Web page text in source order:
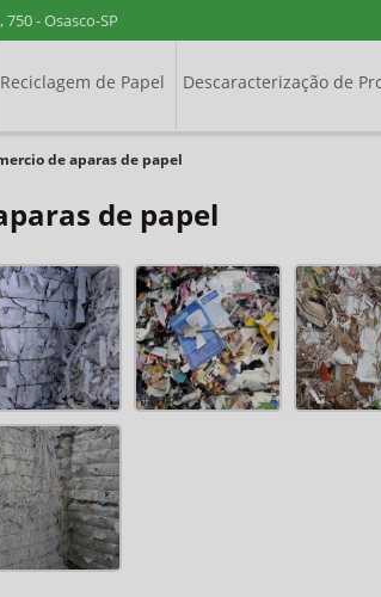
- Osasco-SP
Reciclagem de Papel Descaracterização de
de aparas de papel
de papel